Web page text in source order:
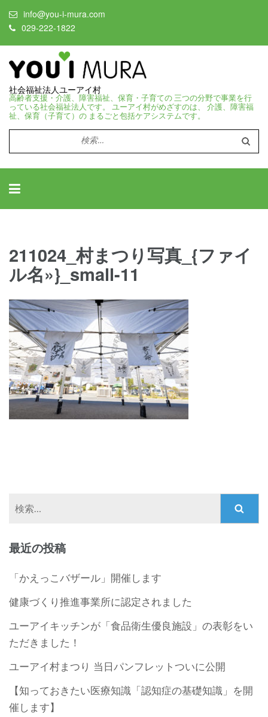
info@you-i-mura.com
029-222-1822
社会福祉法人ユーアイ村
高齢者支援・介護、障害福祉、保育・子育ての 三つの分野で事業を行
っている社会福祉法人です。 ユーアイ村がめざすのは、 介護、障害福
祉、保育（子育て）の まるごと包括ケアシステムです。
検
索:
211024_村まつり写真_{ファイ
ル名»}_small-11
最近の投稿
「かえっこバザール」開催します
健康づくり推進事業所に認定されました
ユーアイキッチンが「食品衛生優良施設」の表彰をい
ただきました！
ユーアイ村まつり 当日パンフレットついに公開
【知っておきたい医療知識「認知症の基礎知識」を開
催します】